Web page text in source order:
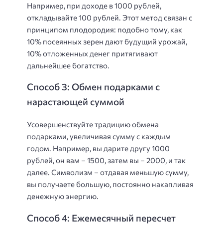
Например, при доходе в 1000 рублей,
откладывайте 100 рублей. Этот метод связан с
принципом плодородия: подобно тому, как
10% посеянных зерен дают будущий урожай,
10% отложенных денег притягивают
дальнейшее богатство.
Способ 3: Обмен подарками с
нарастающей суммой
Усовершенствуйте традицию обмена
подарками, увеличивая сумму с каждым
годом. Например, вы дарите другу 1000
рублей, он вам – 1500, затем вы – 2000, и так
далее. Символизм – отдавая меньшую сумму,
вы получаете большую, постоянно накапливая
денежную энергию.
Способ 4: Ежемесячный пересчет